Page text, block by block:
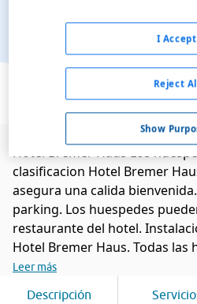
Ver en el
Hotel Bremer Haus Los
clasificacion Hotel Bremer
asegura una calida
parking. Los huespedes
restaurante del hotel.
Hotel Bremer Haus. Todas las
Leer más
Descripción
Show
Reject
I Accept